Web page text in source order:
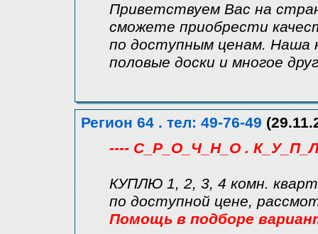
Приветствуем Вас на
сможете приобрести
по доступным ценам. Наша
половые доски и многое
Регион 64 . тел: 49-76-49
---- С_Р_О_Ч_Н_О .
КУПЛЮ 1, 2, 3, 4 комн.
по доступной цене,
Помощь в подборе